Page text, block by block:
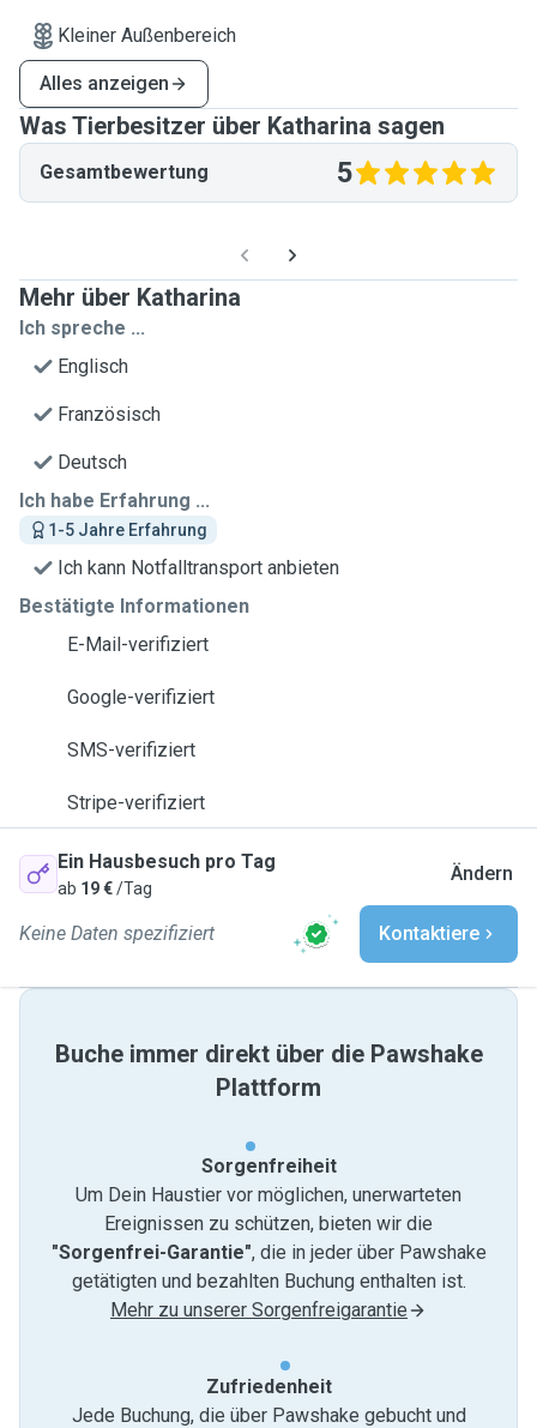
Kleiner Außenbereich
Alles anzeigen
Was Tierbesitzer über Katharina sagen
Gesamtbewertung 5
Mehr über Katharina
Ich spreche ...
Englisch
Französisch
Deutsch
Ich habe Erfahrung ...
1-5 Jahre Erfahrung
Ich kann Notfalltransport anbieten
Bestätigte Informationen
E-Mail-verifiziert
Google-verifiziert
SMS-verifiziert
Stripe-verifiziert
Ein Hausbesuch pro Tag
ab 19 €/Tag
Ändern
Keine Daten spezifiziert Kontaktiere
Buche immer direkt über die Pawshake
Plattform
Sorgenfreiheit
Um Dein Haustier vor möglichen, unerwarteten
Ereignissen zu schützen, bieten wir die
"Sorgenfrei-Garantie", die in jeder über Pawshake
getätigten und bezahlten Buchung enthalten ist.
Mehr zu unserer Sorgenfreigarantie
Zufriedenheit
Jede Buchung, die über Pawshake gebucht und